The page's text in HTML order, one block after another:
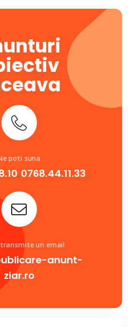
poti suna
, 0768.44.11.33
un email
anunt-
ziar.ro